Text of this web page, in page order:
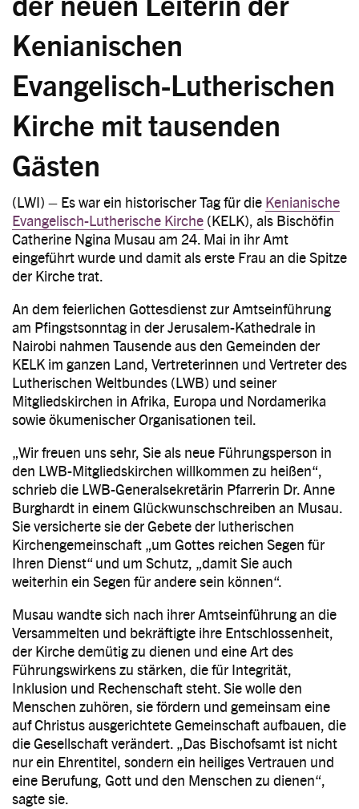
Kenianischen
Evangelisch-Lutherischen
Kirche mit tausenden
Gästen
(LWI) – Es war ein historischer Tag für die Kenianische
Evangelisch-Lutherische Kirche (KELK), als Bischöfin
Catherine Ngina Musau am 24. Mai in ihr Amt
eingeführt wurde und damit als erste Frau an die Spitze
der Kirche trat.
An dem feierlichen Gottesdienst zur Amtseinführung
am Pfingstsonntag in der Jerusalem-Kathedrale in
Nairobi nahmen Tausende aus den Gemeinden der
KELK im ganzen Land, Vertreterinnen und Vertreter des
Lutherischen Weltbundes (LWB) und seiner
Mitgliedskirchen in Afrika, Europa und Nordamerika
sowie ökumenischer Organisationen teil.
„Wir freuen uns sehr, Sie als neue Führungsperson in
den LWB-Mitgliedskirchen willkommen zu heißen“,
schrieb die LWB-Generalsekretärin Pfarrerin Dr. Anne
Burghardt in einem Glückwunschschreiben an Musau.
Sie versicherte sie der Gebete der lutherischen
Kirchengemeinschaft „um Gottes reichen Segen für
Ihren Dienst“ und um Schutz, „damit Sie auch
weiterhin ein Segen für andere sein können“.
Musau wandte sich nach ihrer Amtseinführung an die
Versammelten und bekräftigte ihre Entschlossenheit,
der Kirche demütig zu dienen und eine Art des
Führungswirkens zu stärken, die für Integrität,
Inklusion und Rechenschaft steht. Sie wolle den
Menschen zuhören, sie fördern und gemeinsam eine
auf Christus ausgerichtete Gemeinschaft aufbauen, die
die Gesellschaft verändert. „Das Bischofsamt ist nicht
nur ein Ehrentitel, sondern ein heiliges Vertrauen und
eine Berufung, Gott und den Menschen zu dienen“,
sagte sie.